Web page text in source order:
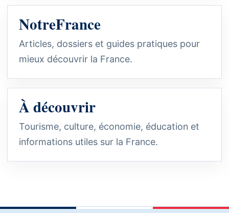
NotreFrance
Articles, dossiers et guides pratiques pour
mieux découvrir la France.
À découvrir
Tourisme, culture, économie, éducation et
informations utiles sur la France.